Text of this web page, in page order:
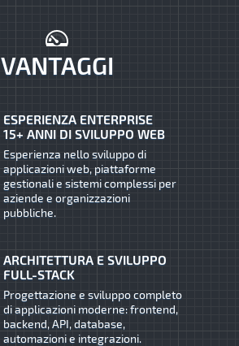
VANTAGGI
ESPERIENZA ENTERPRISE
15+ ANNI DI SVILUPPO WEB
Esperienza nello sviluppo di
applicazioni web, piattaforme
gestionali e sistemi complessi per
aziende e organizzazioni
pubbliche.
ARCHITETTURA E SVILUPPO
FULL-STACK
Progettazione e sviluppo completo
di applicazioni moderne: frontend,
backend, API, database,
automazioni e integrazioni.